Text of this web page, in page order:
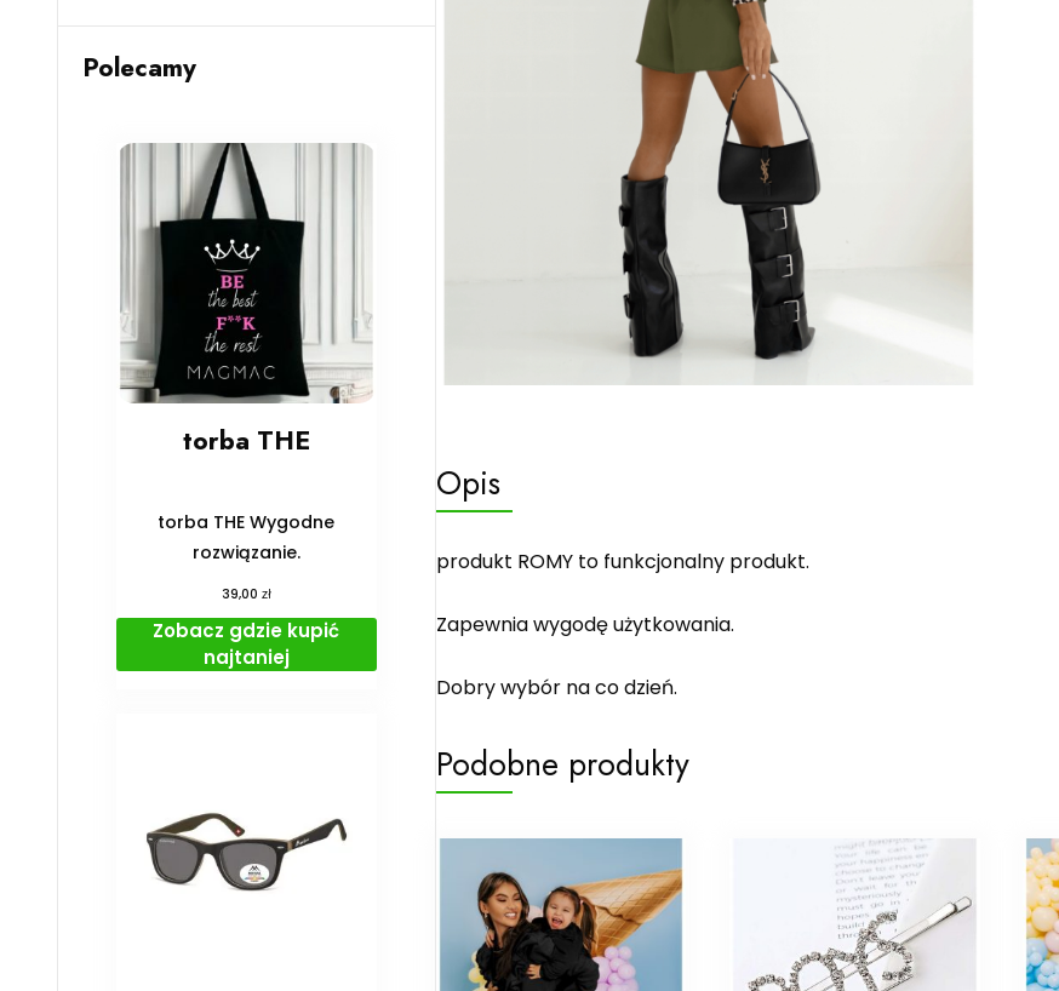
Opis
produkt ROMY to funkcjonalny produkt.
Zapewnia wygodę użytkowania.
Dobry wybór na co dzień.
Podobne produkty
Polecamy
torba THE
torba THE Wygodne
rozwiązanie.
39,00 zł
Zobacz gdzie kupić
najtaniej